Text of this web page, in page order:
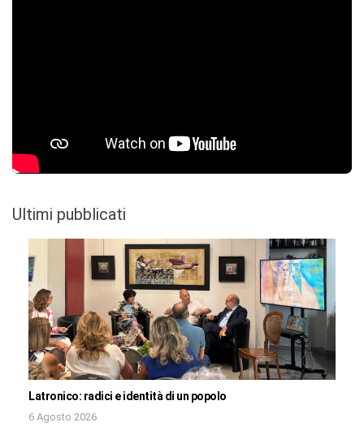
Ultimi pubblicati
Latronico: radici e identità di un popolo
6 Agosto 2026